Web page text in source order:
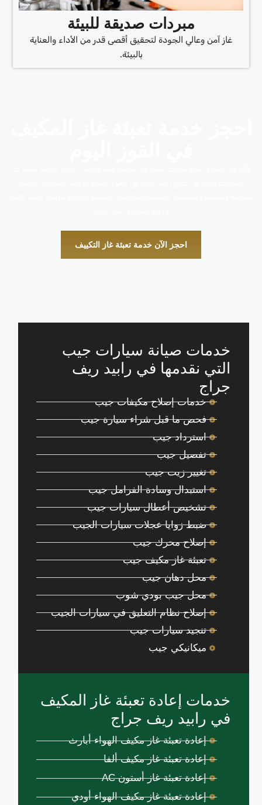
مبردات صديقة للبيئة
غاز آمن وعالي الجودة لتحقيق أقصى قدر من الأداء والعناية
بالبيئة.
احجز الآن خدمة تعبئة غاز التكييف
خدمات صيانة سيارات جيب
التي نقدمها في رابيد ريف
جراج
خدمات إصلاح مكيفات جيب
فحص ما قبل شراء سيارة جيب
استرداد جيب
تفصيل جيب
تغيير زيت جيب
استبدال وسادة الفرامل جيب
تشخيص أعطال سيارات جيب
ضبط زوايا عجلات سيارات الجيب
إصلاح محرك جيب
تعبئة غاز مكيف جيب
محل دهان جيب
محل جيب بودي شوب
إصلاح نظام التعليق في سيارات الجيب
تنجيد سيارات جيب
ميكانيكي جيب
خدمات إعادة تعبئة غاز المكيف
في رابيد ريف جراج
إعادة تعبئة غاز مكيف الهواء أبارث
إعادة تعبئة غاز مكيف ألفا
إعادة تعبئة غاز أستون AC
إعادة تعبئة غاز مكيف الهواء أودي